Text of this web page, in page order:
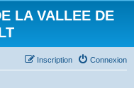
LA VALLEE DE
Connexion
Inscription